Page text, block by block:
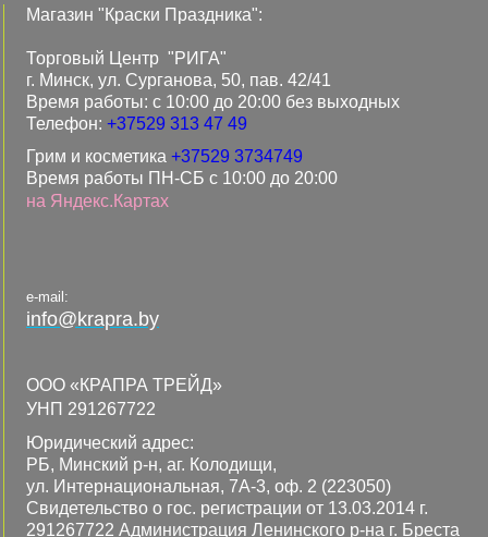
Магазин "Краски Праздника":
Торговый Центр "РИГА"
г. Минск, ул. Сурганова, 50, пав. 42/41
Время работы: с 10:00 до 20:00 без выходных
Телефон: +37529 313 47 49
Грим и косметика +37529 3734749
Время работы ПН-СБ с 10:00 до 20:00
на Яндекс.Картах
e-mail:
info@krapra.by
ООО «КРАПРА ТРЕЙД»
УНП 291267722
Юридический адрес:
РБ, Минский р-н, аг. Колодищи,
ул. Интернациональная, 7А-3, оф. 2 (223050)
Свидетельство о гос. регистрации от 13.03.2014 г.
291267722 Администрация Ленинского р-на г. Бреста